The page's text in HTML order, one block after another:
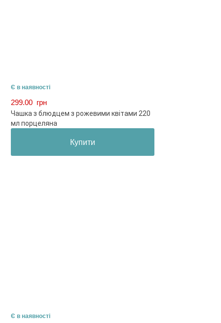
Є в наявності
299.00 грн
Чашка з блюдцем з рожевими квітами 220
мл порцеляна
Купити
Є в наявності